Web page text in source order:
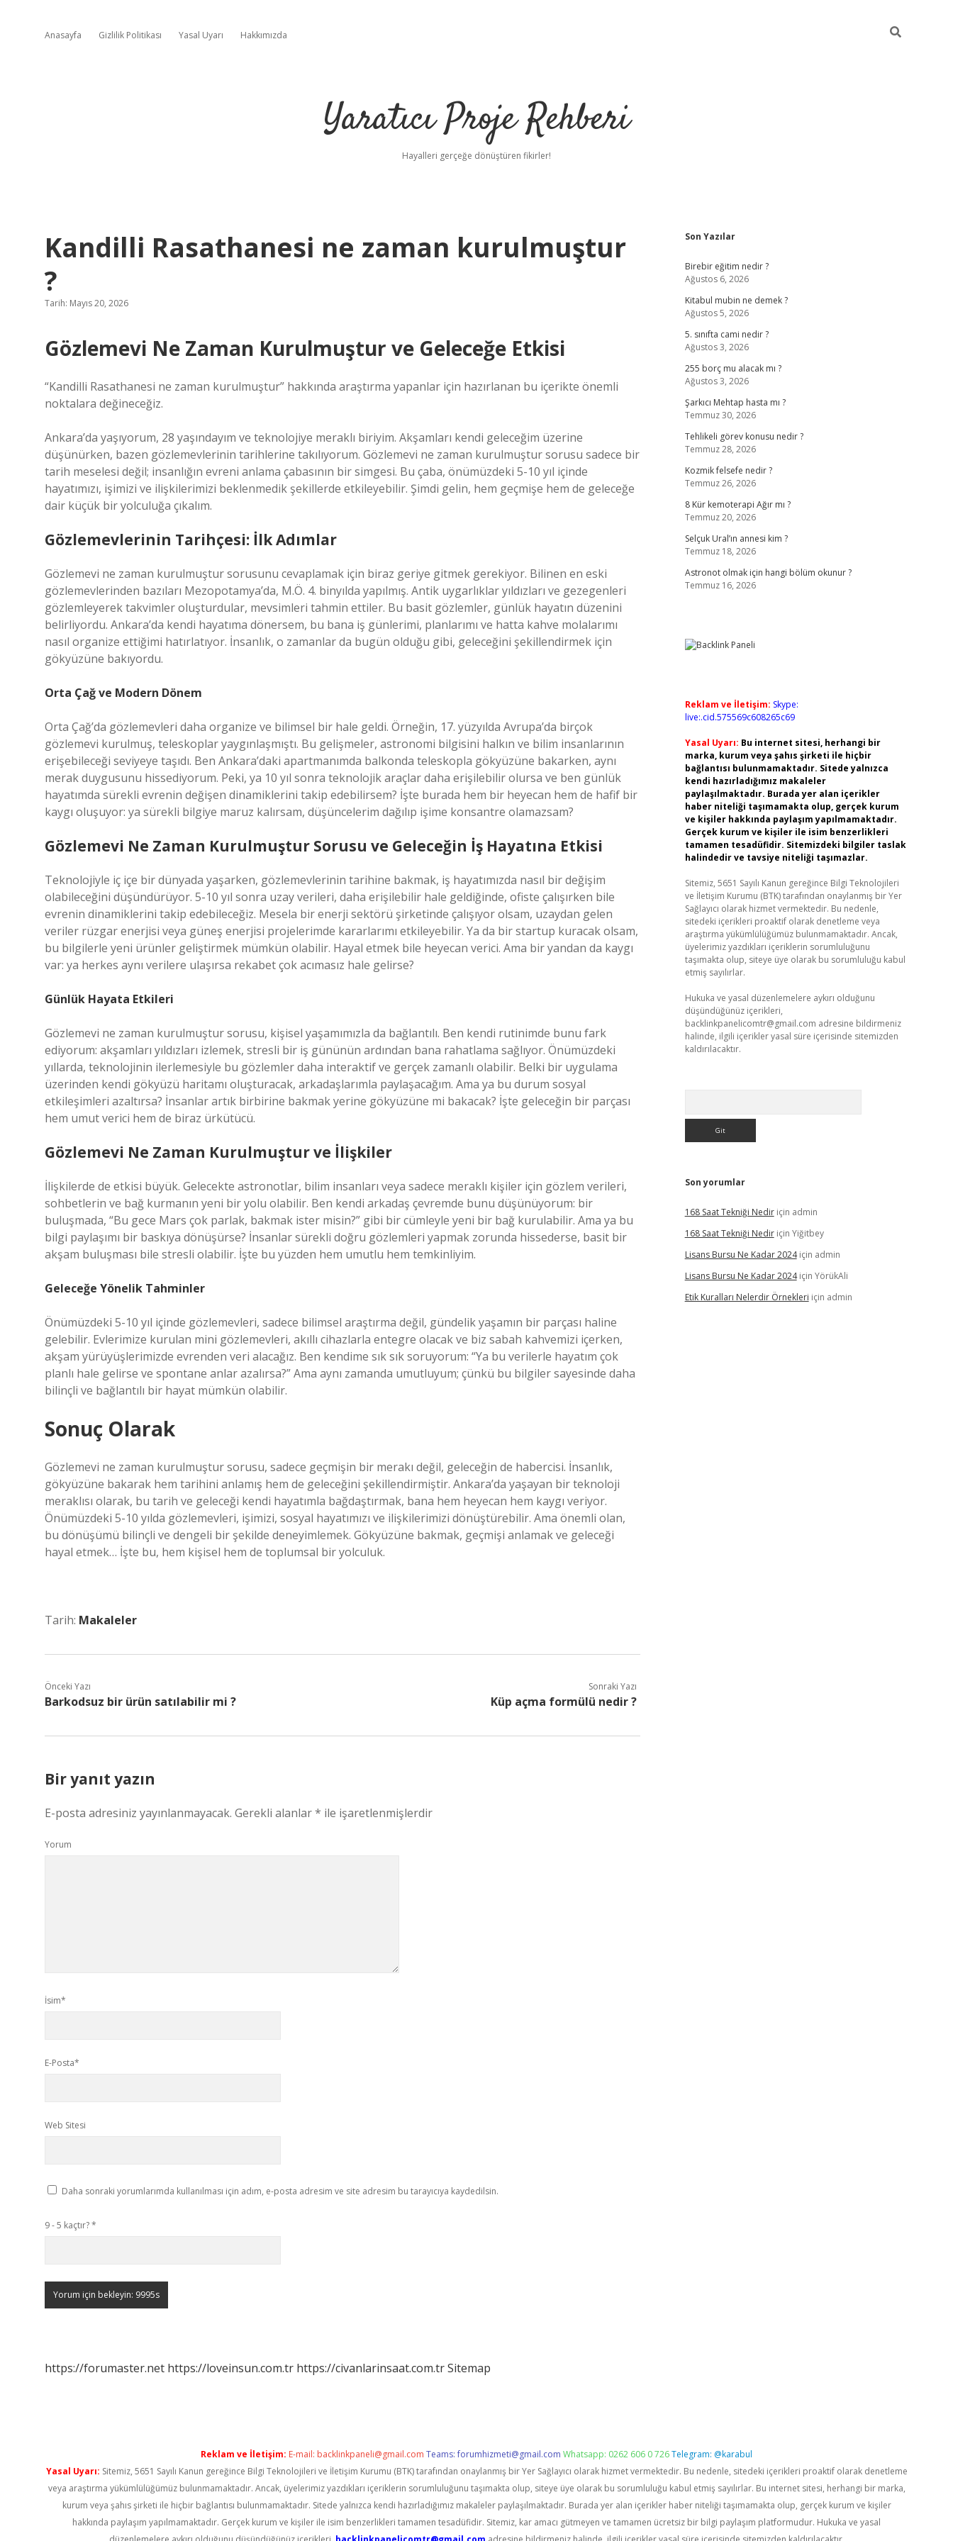
Anasayfa Gizlilik Politikası Yasal Uyarı Hakkımızda
Yaratıcı Proje Rehberi
Hayalleri gerçeğe dönüştüren fikirler!
Kandilli Rasathanesi ne zaman kurulmuştur
?
Tarih: Mayıs 20, 2026
Gözlemevi Ne Zaman Kurulmuştur ve Geleceğe Etkisi
“Kandilli Rasathanesi ne zaman kurulmuştur” hakkında araştırma yapanlar için hazırlanan bu içerikte önemli
noktalara değineceğiz.
Ankara’da yaşıyorum, 28 yaşındayım ve teknolojiye meraklı biriyim. Akşamları kendi geleceğim üzerine
düşünürken, bazen gözlemevlerinin tarihlerine takılıyorum. Gözlemevi ne zaman kurulmuştur sorusu sadece bir
tarih meselesi değil; insanlığın evreni anlama çabasının bir simgesi. Bu çaba, önümüzdeki 5-10 yıl içinde
hayatımızı, işimizi ve ilişkilerimizi beklenmedik şekillerde etkileyebilir. Şimdi gelin, hem geçmişe hem de geleceğe
dair küçük bir yolculuğa çıkalım.
Gözlemevlerinin Tarihçesi: İlk Adımlar
Gözlemevi ne zaman kurulmuştur sorusunu cevaplamak için biraz geriye gitmek gerekiyor. Bilinen en eski
gözlemevlerinden bazıları Mezopotamya’da, M.Ö. 4. binyılda yapılmış. Antik uygarlıklar yıldızları ve gezegenleri
gözlemleyerek takvimler oluşturdular, mevsimleri tahmin ettiler. Bu basit gözlemler, günlük hayatın düzenini
belirliyordu. Ankara’da kendi hayatıma dönersem, bu bana iş günlerimi, planlarımı ve hatta kahve molalarımı
nasıl organize ettiğimi hatırlatıyor. İnsanlık, o zamanlar da bugün olduğu gibi, geleceğini şekillendirmek için
gökyüzüne bakıyordu.
Orta Çağ ve Modern Dönem
Orta Çağ’da gözlemevleri daha organize ve bilimsel bir hale geldi. Örneğin, 17. yüzyılda Avrupa’da birçok
gözlemevi kurulmuş, teleskoplar yaygınlaşmıştı. Bu gelişmeler, astronomi bilgisini halkın ve bilim insanlarının
erişebileceği seviyeye taşıdı. Ben Ankara’daki apartmanımda balkonda teleskopla gökyüzüne bakarken, aynı
merak duygusunu hissediyorum. Peki, ya 10 yıl sonra teknolojik araçlar daha erişilebilir olursa ve ben günlük
hayatımda sürekli evrenin değişen dinamiklerini takip edebilirsem? İşte burada hem bir heyecan hem de hafif bir
kaygı oluşuyor: ya sürekli bilgiye maruz kalırsam, düşüncelerim dağılıp işime konsantre olamazsam?
Gözlemevi Ne Zaman Kurulmuştur Sorusu ve Geleceğin İş Hayatına Etkisi
Teknolojiyle iç içe bir dünyada yaşarken, gözlemevlerinin tarihine bakmak, iş hayatımızda nasıl bir değişim
olabileceğini düşündürüyor. 5-10 yıl sonra uzay verileri, daha erişilebilir hale geldiğinde, ofiste çalışırken bile
evrenin dinamiklerini takip edebileceğiz. Mesela bir enerji sektörü şirketinde çalışıyor olsam, uzaydan gelen
veriler rüzgar enerjisi veya güneş enerjisi projelerimde kararlarımı etkileyebilir. Ya da bir startup kuracak olsam,
bu bilgilerle yeni ürünler geliştirmek mümkün olabilir. Hayal etmek bile heyecan verici. Ama bir yandan da kaygı
var: ya herkes aynı verilere ulaşırsa rekabet çok acımasız hale gelirse?
Günlük Hayata Etkileri
Gözlemevi ne zaman kurulmuştur sorusu, kişisel yaşamımızla da bağlantılı. Ben kendi rutinimde bunu fark
ediyorum: akşamları yıldızları izlemek, stresli bir iş gününün ardından bana rahatlama sağlıyor. Önümüzdeki
yıllarda, teknolojinin ilerlemesiyle bu gözlemler daha interaktif ve gerçek zamanlı olabilir. Belki bir uygulama
üzerinden kendi gökyüzü haritamı oluşturacak, arkadaşlarımla paylaşacağım. Ama ya bu durum sosyal
etkileşimleri azaltırsa? İnsanlar artık birbirine bakmak yerine gökyüzüne mi bakacak? İşte geleceğin bir parçası
hem umut verici hem de biraz ürkütücü.
Gözlemevi Ne Zaman Kurulmuştur ve İlişkiler
İlişkilerde de etkisi büyük. Gelecekte astronotlar, bilim insanları veya sadece meraklı kişiler için gözlem verileri,
sohbetlerin ve bağ kurmanın yeni bir yolu olabilir. Ben kendi arkadaş çevremde bunu düşünüyorum: bir
buluşmada, “Bu gece Mars çok parlak, bakmak ister misin?” gibi bir cümleyle yeni bir bağ kurulabilir. Ama ya bu
bilgi paylaşımı bir baskıya dönüşürse? İnsanlar sürekli doğru gözlemleri yapmak zorunda hissederse, basit bir
akşam buluşması bile stresli olabilir. İşte bu yüzden hem umutlu hem temkinliyim.
Geleceğe Yönelik Tahminler
Önümüzdeki 5-10 yıl içinde gözlemevleri, sadece bilimsel araştırma değil, gündelik yaşamın bir parçası haline
gelebilir. Evlerimize kurulan mini gözlemevleri, akıllı cihazlarla entegre olacak ve biz sabah kahvemizi içerken,
akşam yürüyüşlerimizde evrenden veri alacağız. Ben kendime sık sık soruyorum: “Ya bu verilerle hayatım çok
planlı hale gelirse ve spontane anlar azalırsa?” Ama aynı zamanda umutluyum; çünkü bu bilgiler sayesinde daha
bilinçli ve bağlantılı bir hayat mümkün olabilir.
Sonuç Olarak
Gözlemevi ne zaman kurulmuştur sorusu, sadece geçmişin bir merakı değil, geleceğin de habercisi. İnsanlık,
gökyüzüne bakarak hem tarihini anlamış hem de geleceğini şekillendirmiştir. Ankara’da yaşayan bir teknoloji
meraklısı olarak, bu tarih ve geleceği kendi hayatımla bağdaştırmak, bana hem heyecan hem kaygı veriyor.
Önümüzdeki 5-10 yılda gözlemevleri, işimizi, sosyal hayatımızı ve ilişkilerimizi dönüştürebilir. Ama önemli olan,
bu dönüşümü bilinçli ve dengeli bir şekilde deneyimlemek. Gökyüzüne bakmak, geçmişi anlamak ve geleceği
hayal etmek… İşte bu, hem kişisel hem de toplumsal bir yolculuk.
Tarih: Makaleler
Önceki Yazı
Barkodsuz bir ürün satılabilir mi ?
Sonraki Yazı
Küp açma formülü nedir ?
Bir yanıt yazın
E-posta adresiniz yayınlanmayacak. Gerekli alanlar* ile işaretlenmişlerdir
Yorum
İsim*
E-Posta*
Web Sitesi
Daha sonraki yorumlarımda kullanılması için adım, e-posta adresim ve site adresim bu tarayıcıya kaydedilsin.
9 - 5 kaçtır?*
https://forumaster.net https://loveinsun.com.tr https://civanlarinsaat.com.trSitemap
Sidebar
Son Yazılar
Birebir eğitim nedir ?
Ağustos 6, 2026
Kitabul mubin ne demek ?
Ağustos 5, 2026
5. sınıfta cami nedir ?
Ağustos 3, 2026
255 borç mu alacak mı ?
Ağustos 3, 2026
Şarkıcı Mehtap hasta mı ?
Temmuz 30, 2026
Tehlikeli görev konusu nedir ?
Temmuz 28, 2026
Kozmik felsefe nedir ?
Temmuz 26, 2026
8 Kür kemoterapi Ağır mı ?
Temmuz 20, 2026
Selçuk Ural’ın annesi kim ?
Temmuz 18, 2026
Astronot olmak için hangi bölüm okunur ?
Temmuz 16, 2026
Reklam ve İletişim: Skype:
live:.cid.575569c608265c69
Yasal Uyarı: Bu internet sitesi, herhangi bir
marka, kurum veya şahıs şirketi ile hiçbir
bağlantısı bulunmamaktadır. Sitede yalnızca
kendi hazırladığımız makaleler
paylaşılmaktadır. Burada yer alan içerikler
haber niteliği taşımamakta olup, gerçek kurum
ve kişiler hakkında paylaşım yapılmamaktadır.
Gerçek kurum ve kişiler ile isim benzerlikleri
tamamen tesadüfidir. Sitemizdeki bilgiler taslak
halindedir ve tavsiye niteliği taşımazlar.
Sitemiz, 5651 Sayılı Kanun gereğince Bilgi Teknolojileri
ve İletişim Kurumu (BTK) tarafından onaylanmış bir Yer
Sağlayıcı olarak hizmet vermektedir. Bu nedenle,
sitedeki içerikleri proaktif olarak denetleme veya
araştırma yükümlülüğümüz bulunmamaktadır. Ancak,
üyelerimiz yazdıkları içeriklerin sorumluluğunu
taşımakta olup, siteye üye olarak bu sorumluluğu kabul
etmiş sayılırlar.
Hukuka ve yasal düzenlemelere aykırı olduğunu
düşündüğünüz içerikleri,
backlinkpanelicomtr@gmail.com adresine bildirmeniz
halinde, ilgili içerikler yasal süre içerisinde sitemizden
kaldırılacaktır.
Son yorumlar
168 Saat Tekniği Nediriçin admin
168 Saat Tekniği Nediriçin Yiğitbey
Lisans Bursu Ne Kadar 2024için admin
Lisans Bursu Ne Kadar 2024için YörükAli
Etik Kuralları Nelerdir Örnekleri için admin
https://betci.co/vd casino giriş
Reklam ve İletişim: E-mail: backlinkpaneli@gmail.com Teams:forumhizmeti@gmail.com Whatsapp: 0262 606 0 726Telegram: @karabul
Yasal Uyarı: Sitemiz, 5651 Sayılı Kanun gereğince Bilgi Teknolojileri ve İletişim Kurumu (BTK) tarafından onaylanmış bir Yer Sağlayıcı olarak hizmet vermektedir. Bu nedenle, sitedeki içerikleri proaktif olarak denetleme
veya araştırma yükümlülüğümüz bulunmamaktadır. Ancak, üyelerimiz yazdıkları içeriklerin sorumluluğunu taşımakta olup, siteye üye olarak bu sorumluluğu kabul etmiş sayılırlar. Bu internet sitesi, herhangi bir marka,
kurum veya şahıs şirketi ile hiçbir bağlantısı bulunmamaktadır. Sitede yalnızca kendi hazırladığımız makaleler paylaşılmaktadır. Burada yer alan içerikler haber niteliği taşımamakta olup, gerçek kurum ve kişiler
hakkında paylaşım yapılmamaktadır. Gerçek kurum ve kişiler ile isim benzerlikleri tamamen tesadüfidir. Sitemiz, kar amacı gütmeyen ve tamamen ücretsiz bir bilgi paylaşım platformudur. Hukuka ve yasal